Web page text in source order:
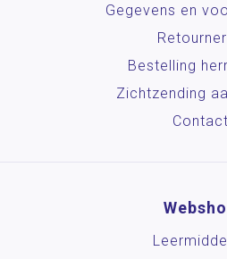
Gegevens en
Bestelling
Zichtzending
Contact